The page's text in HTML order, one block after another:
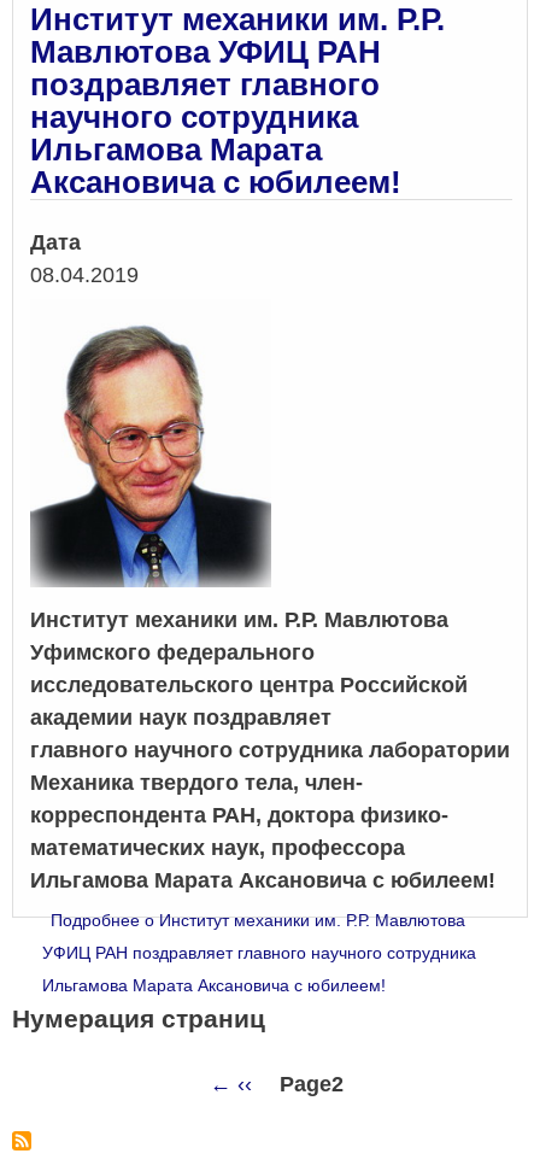
Институт механики им. Р.Р.
Мавлютова УФИЦ РАН
поздравляет главного
научного сотрудника
Ильгамова Марата
Аксановича с юбилеем!
Дата
08.04.2019
Институт механики им. Р.Р. Мавлютова
Уфимского федерального
исследовательского центра Российской
академии наук поздравляет
главного научного сотрудника лаборатории
Механика твердого тела, член-
корреспондента РАН, доктора физико-
математических наук, профессора
Ильгамова Марата Аксановича с юбилеем!
Подробнеео Институт механики им. Р.Р. Мавлютова
УФИЦ РАН поздравляет главного научного сотрудника
Ильгамова Марата Аксановича с юбилеем!
Нумерация страниц
← ‹‹ Page2